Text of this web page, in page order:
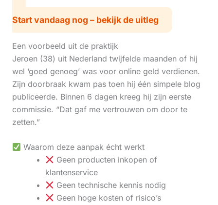
Start vandaag nog – bekijk de uitleg
Een voorbeeld uit de praktijk
Jeroen (38) uit Nederland twijfelde maanden of hij
wel ‘goed genoeg’ was voor online geld verdienen.
Zijn doorbraak kwam pas toen hij één simpele blog
publiceerde. Binnen 6 dagen kreeg hij zijn eerste
commissie. “Dat gaf me vertrouwen om door te
zetten.”
Waarom deze aanpak écht werkt
Geen producten inkopen of
klantenservice
Geen technische kennis nodig
Geen hoge kosten of risico’s